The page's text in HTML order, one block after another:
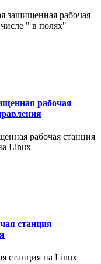
защищенная рабочая
" в полях"
рабочая
рабочая станция
Linux
станция
станция на Linux